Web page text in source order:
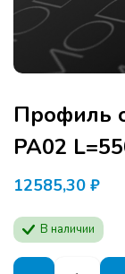
Профиль
PA02
12585,30 ₽
В наличии
Количество